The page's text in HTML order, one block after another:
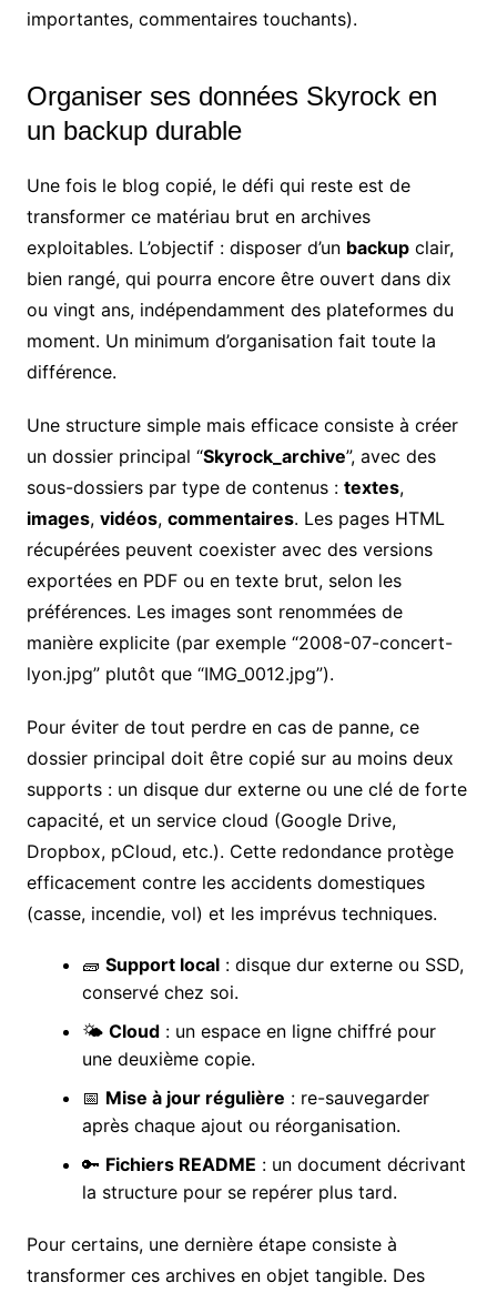
importantes, commentaires touchants).
Organiser ses données Skyrock en
un backup durable
Une fois le blog copié, le défi qui reste est de
transformer ce matériau brut en archives
exploitables. L’objectif : disposer d’un backupclair,
bien rangé, qui pourra encore être ouvert dans dix
ou vingt ans, indépendamment des plateformes du
moment. Un minimum d’organisation fait toute la
différence.
Une structure simple mais efficace consiste à créer
un dossier principal “Skyrock_archive”, avec des
sous-dossiers par type de contenus : textes,
images, vidéos, commentaires. Les pages HTML
récupérées peuvent coexister avec des versions
exportées en PDF ou en texte brut, selon les
préférences. Les images sont renommées de
manière explicite (par exemple “2008-07-concert-
lyon.jpg” plutôt que “IMG_0012.jpg”).
Pour éviter de tout perdre en cas de panne, ce
dossier principal doit être copié sur au moins deux
supports : un disque dur externe ou une clé de forte
capacité, et un service cloud (Google Drive,
Dropbox, pCloud, etc.). Cette redondance protège
efficacement contre les accidents domestiques
(casse, incendie, vol) et les imprévus techniques.
🧱 Support local: disque dur externe ou SSD,
conservé chez soi.
🌤️ Cloud: un espace en ligne chiffré pour
une deuxième copie.
📅 Mise à jour régulière : re-sauvegarder
après chaque ajout ou réorganisation.
🔑 Fichiers README : un document décrivant
la structure pour se repérer plus tard.
Pour certains, une dernière étape consiste à
transformer ces archives en objet tangible. Des